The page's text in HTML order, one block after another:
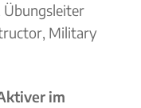
Übungsleiter
Military
im